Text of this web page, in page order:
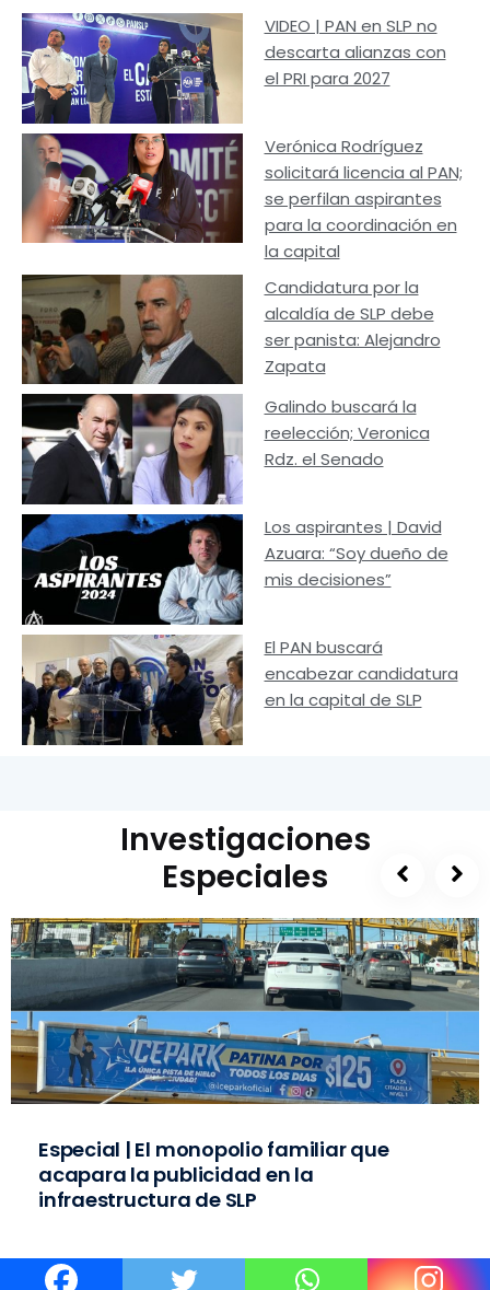
VIDEO | PAN en SLP no
descarta alianzas con
el PRI para 2027
Verónica Rodríguez
solicitará licencia al PAN;
se perfilan aspirantes
para la coordinación en
la capital
Candidatura por la
alcaldía de SLP debe
ser panista: Alejandro
Zapata
Galindo buscará la
reelección; Veronica
Rdz. el Senado
Los aspirantes | David
Azuara: “Soy dueño de
mis decisiones”
El PAN buscará
encabezar candidatura
en la capital de SLP
Investigaciones
Especiales
Especial | El monopolio familiar que
acapara la publicidad en la
infraestructura de SLP